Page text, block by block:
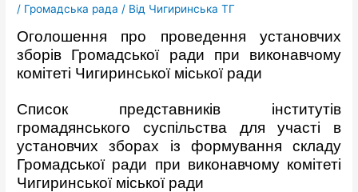
/ Громадська рада / Від Чигиринська ТГ
Оголошення про проведення установчих
зборів Громадської ради при виконавчому
комітеті Чигиринської міської ради
Список представників інститутів
громадянського суспільства для участі в
установчих зборах із формування складу
Громадської ради при виконавчому комітеті
Чигиринської міської ради